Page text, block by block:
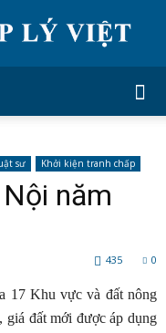
sư Khởi kiện tranh chấp
năm
0
435
17 Khu vực và đất nông
giá đất mới được áp dụng